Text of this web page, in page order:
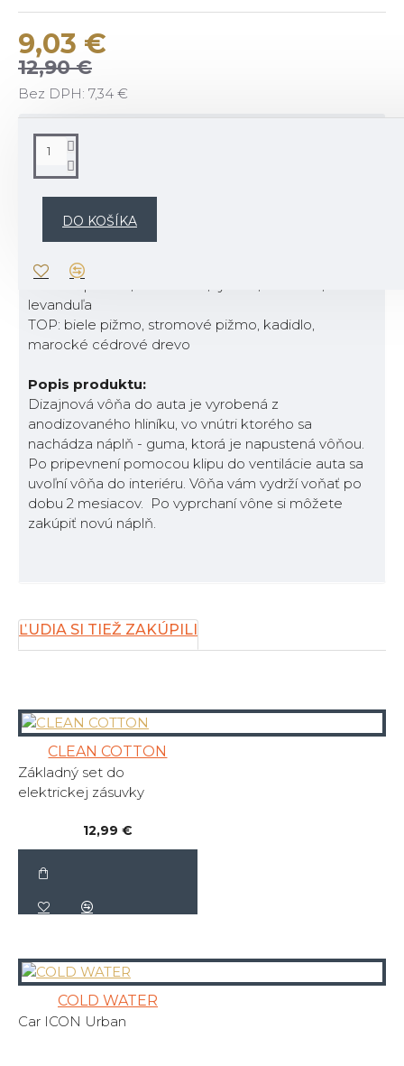
9,03 €
12,90 €
Bez DPH: 7,34 €
DO KOŠÍKA
bergamotu.
ZÁKLAD: eukalyptus, zelené listy, mandarínka,
bergamot, ružový grep
levanduľa
TOP: biele pižmo, stromové pižmo, kadidlo,
marocké cédrové drevo
Popis produktu:
Dizajnová vôňa do auta je vyrobená z
anodizovaného hliníku, vo vnútri ktorého sa
nachádza náplň - guma, ktorá je napustená vôňou.
Po pripevnení pomocou klipu do ventilácie auta sa
uvoľní vôňa do interiéru. Vôňa vám vydrží voňať po
dobu 2 mesiacov. Po vyprchaní vône si môžete
zakúpiť novú náplň.
ĽUDIA SI TIEŽ ZAKÚPILI
CLEAN COTTON
Základný set do
elektrickej zásuvky
12,99 €
COLD WATER
Car ICON Urban